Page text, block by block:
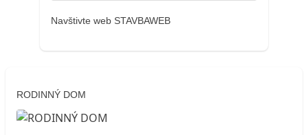
Navštivte web STAVBAWEB
RODINNÝ DOM